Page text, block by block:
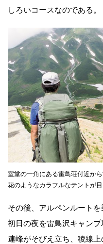
しろいコースなのである。
室堂の一角にある雷鳥荘付近か
花のようなカラフルなテントが目
その後、アルペンルートを
初日の夜を雷鳥沢キャン
連峰がそびえ立ち、稜線